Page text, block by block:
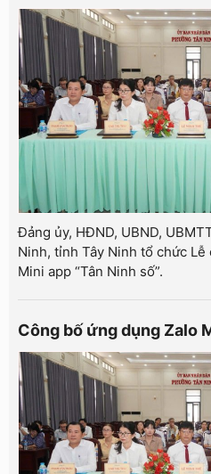
Đảng ủy, HĐND, UBND,
Ninh, tỉnh Tây Ninh tổ chức
Mini app “Tân Ninh số”.
Công bố ứng dụng Zalo